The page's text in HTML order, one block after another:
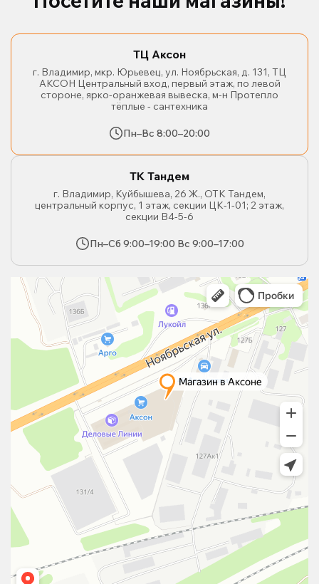
ТЦ Аксон
г. Владимир, мкр. Юрьевец, ул. Ноябрьская, д. 131, ТЦ
АКСОН Центральный вход, первый этаж, по левой
стороне, ярко-оранжевая вывеска, м-н Протепло
тёплые - сантехника
Пн–Вс 8:00–20:00
ТК Тандем
г. Владимир, Куйбышева, 26 Ж., ОТК Тандем,
центральный корпус, 1 этаж, секции ЦК-1-01; 2 этаж,
секции В4-5-6
Пн–Сб 9:00–19:00 Вс 9:00–17:00